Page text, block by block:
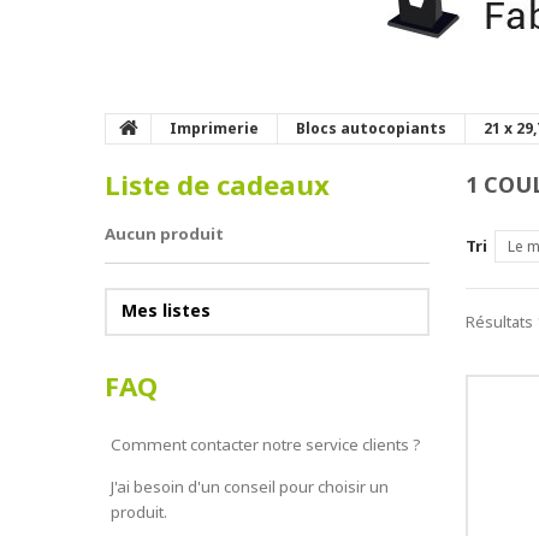
Imprimerie Blocs autocopiants 21 x
Liste de cadeaux
Aucun produit
Mes listes
FAQ
Comment contacter notre service clients ?
J'ai besoin d'un conseil pour choisir un
produit.
1
Tri Le
Résultats